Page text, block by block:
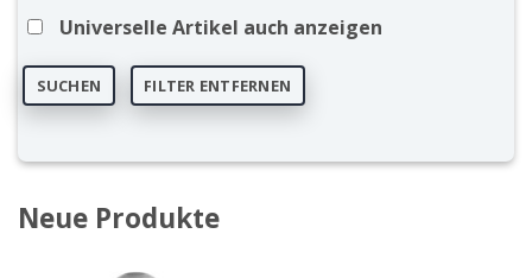
Universelle Artikel auch anzeigen
SUCHEN FILTER ENTFERNEN
Neue Produkte